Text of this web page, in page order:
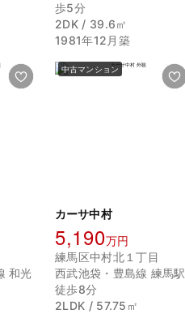
歩5分
2DK / 39.6㎡
1981年12月築
和光
中古マンション
カーサ中村
5,190万円
練馬区中村北１丁目
西武池袋・豊島線 練馬駅
徒歩8分
2LDK / 57.75㎡